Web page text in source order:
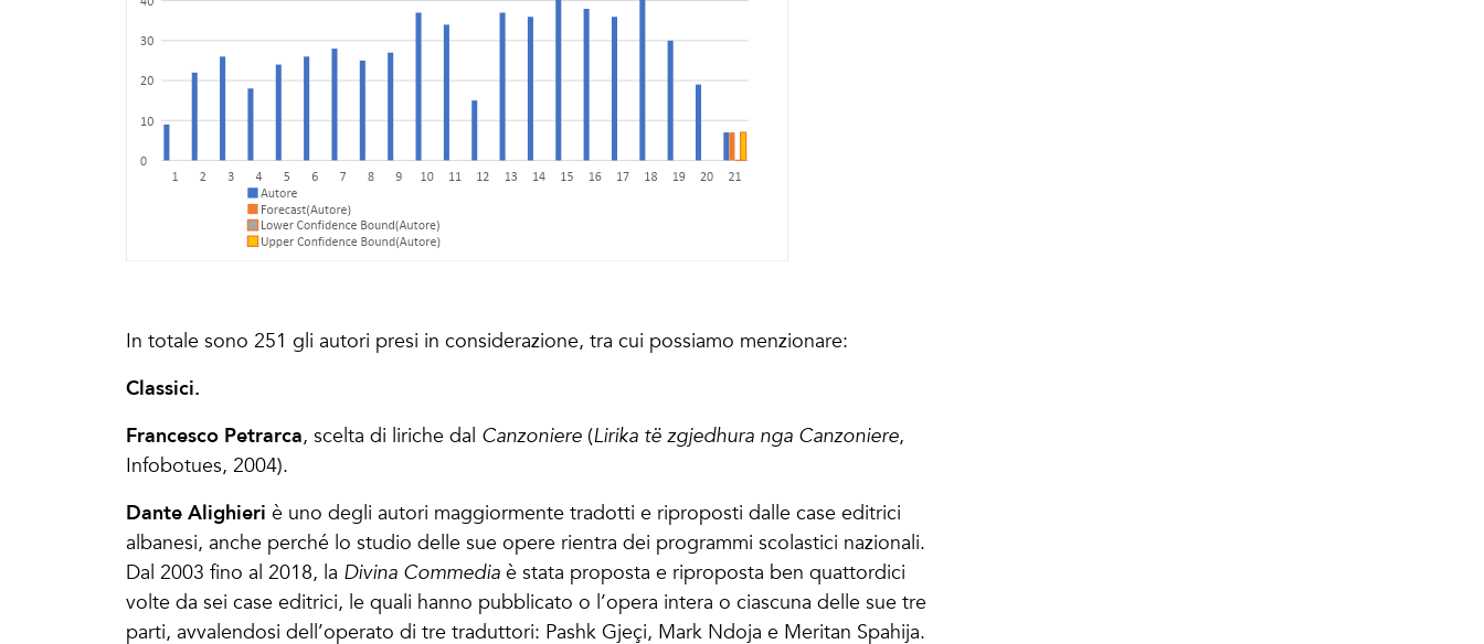
In totale sono 251 gli autori presi in considerazione, tra cui possiamo menzionare:
Classici.
Francesco Petrarca, scelta di liriche dal Canzoniere (Lirika të zgjedhura nga Canzoniere,
Infobotues, 2004).
Dante Alighieri è uno degli autori maggiormente tradotti e riproposti dalle case editrici
albanesi, anche perché lo studio delle sue opere rientra dei programmi scolastici nazionali.
Dal 2003 fino al 2018, la Divina Commedia è stata proposta e riproposta ben quattordici
volte da sei case editrici, le quali hanno pubblicato o l’opera intera o ciascuna delle sue tre
parti, avvalendosi dell’operato di tre traduttori: Pashk Gjeçi, Mark Ndoja e Meritan Spahija.